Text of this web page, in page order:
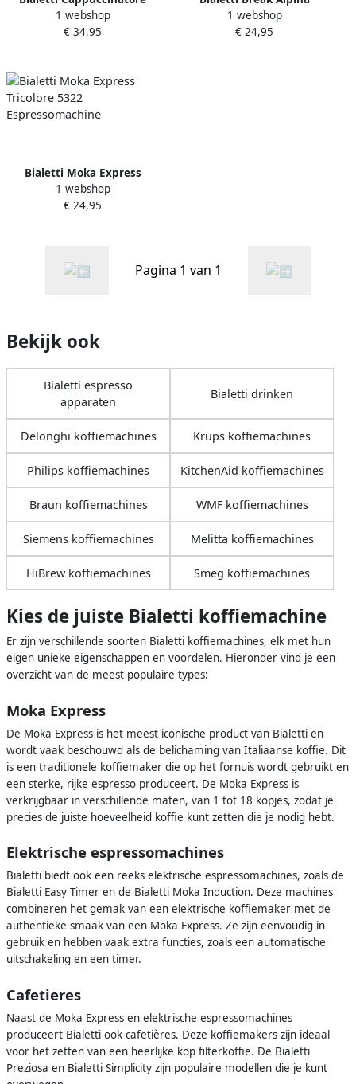
Induction Melkopschuimer
1 webshop
€ 34,95
Espressomachine
1 webshop
€ 24,95
Bialetti Moka Express
Tricolore 5322
Espressomachine
1 webshop
€ 24,95
Pagina 1 van 1
Bekijk ook
Bialetti espresso
apparaten
Bialetti drinken
Delonghi koffiemachines Krups koffiemachines
Philips koffiemachines KitchenAid koffiemachines
Braun koffiemachines WMF koffiemachines
Siemens koffiemachines Melitta koffiemachines
HiBrew koffiemachines Smeg koffiemachines
Kies de juiste Bialetti koffiemachine
Er zijn verschillende soorten Bialetti koffiemachines, elk met hun
eigen unieke eigenschappen en voordelen. Hieronder vind je een
overzicht van de meest populaire types:
Moka Express
De Moka Express is het meest iconische product van Bialetti en
wordt vaak beschouwd als de belichaming van Italiaanse koffie. Dit
is een traditionele koffiemaker die op het fornuis wordt gebruikt en
een sterke, rijke espresso produceert. De Moka Express is
verkrijgbaar in verschillende maten, van 1 tot 18 kopjes, zodat je
precies de juiste hoeveelheid koffie kunt zetten die je nodig hebt.
Elektrische espressomachines
Bialetti biedt ook een reeks elektrische espressomachines, zoals de
Bialetti Easy Timer en de Bialetti Moka Induction. Deze machines
combineren het gemak van een elektrische koffiemaker met de
authentieke smaak van een Moka Express. Ze zijn eenvoudig in
gebruik en hebben vaak extra functies, zoals een automatische
uitschakeling en een timer.
Cafetieres
Naast de Moka Express en elektrische espressomachines
produceert Bialetti ook cafetières. Deze koffiemakers zijn ideaal
voor het zetten van een heerlijke kop filterkoffie. De Bialetti
Preziosa en Bialetti Simplicity zijn populaire modellen die je kunt